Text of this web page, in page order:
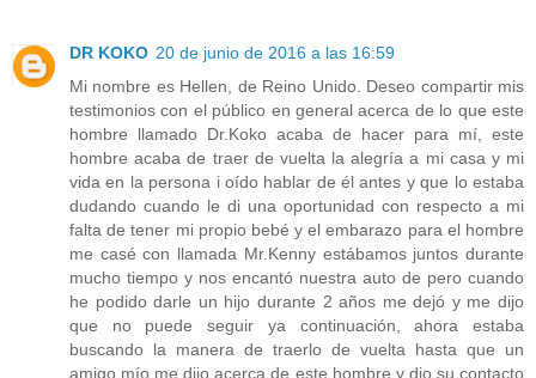
DR KOKO 20 de junio de 2016 a las 16:59
Mi nombre es Hellen, de Reino Unido. Deseo compartir mis
testimonios con el público en general acerca de lo que este
hombre llamado Dr.Koko acaba de hacer para mí, este
hombre acaba de traer de vuelta la alegría a mi casa y mi
vida en la persona i oído hablar de él antes y que lo estaba
dudando cuando le di una oportunidad con respecto a mi
falta de tener mi propio bebé y el embarazo para el hombre
me casé con llamada Mr.Kenny estábamos juntos durante
mucho tiempo y nos encantó nuestra auto de pero cuando
he podido darle un hijo durante 2 años me dejó y me dijo
que no puede seguir ya continuación, ahora estaba
buscando la manera de traerlo de vuelta hasta que un
amigo mío me dijo acerca de este hombre y dio su contacto